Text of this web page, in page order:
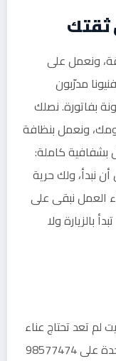
ثقتك
ونعمل على
مدرّبون
بفاتورة. نصلك
ونعمل بنظافة
بشفافية كاملة:
نبدأ، ولك حرية
العمل نبقى على
بالزيارة ولا
تعد تحتاج عناء
الكراجات وطوابير الانتظار — مكالمة واحدة على 98577474